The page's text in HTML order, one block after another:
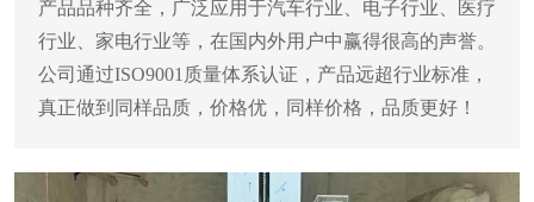
产品品种齐全，广泛应用于汽车行业、电子行业、医疗
行业、家电行业等，在国内外用户中赢得很高的声誉。
公司通过ISO9001质量体系认证，产品远超行业标准，
真正做到同样品质，价格优，同样价格，品质更好！